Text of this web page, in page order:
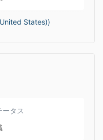
States))
ータス